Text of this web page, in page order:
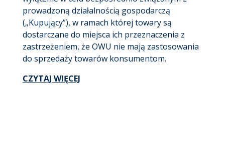
prowadzoną działalnością gospodarczą
(„Kupujący”), w ramach której towary są
dostarczane do miejsca ich przeznaczenia z
zastrzeżeniem, że OWU nie mają zastosowania
do sprzedaży towarów konsumentom.
CZYTAJ WIĘCEJ